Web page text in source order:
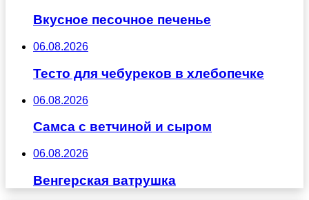
Вкусное песочное печенье
06.08.2026
Тесто для чебуреков в хлебопечке
06.08.2026
Самса с ветчиной и сыром
06.08.2026
Венгерская ватрушка